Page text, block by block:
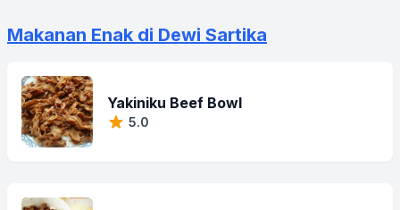
Makanan Enak di Dewi Sartika
Yakiniku Beef Bowl
5.0